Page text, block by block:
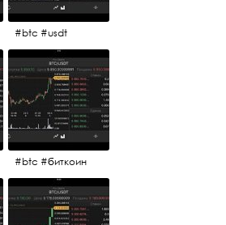
#btc #usdt
#btc #биткоин